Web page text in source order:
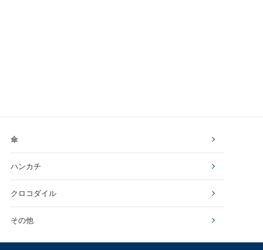
傘
ハンカチ
クロコダイル
その他